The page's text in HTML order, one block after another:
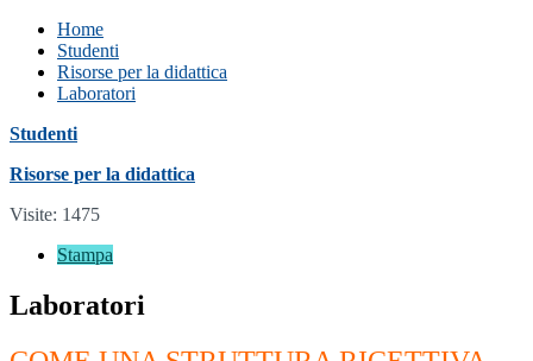
Home
Studenti
Risorse per la didattica
Laboratori
Studenti
Risorse per la didattica
Visite: 1475
Stampa
Laboratori